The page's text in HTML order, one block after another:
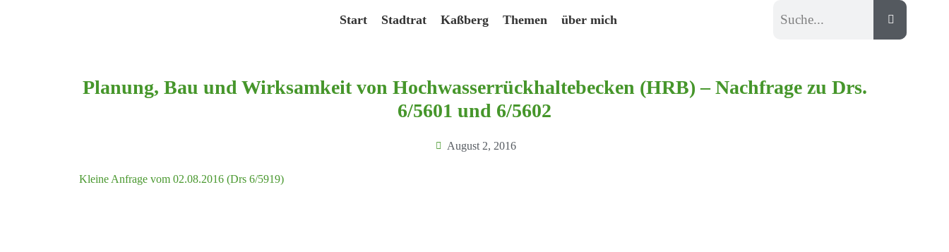
Start Stadtrat Kaßberg Themen über mich
Planung, Bau und Wirksamkeit von Hochwasserrückhaltebecken (HRB) – Nachfrage zu Drs.
6/5601 und 6/5602
August 2, 2016
Kleine Anfrage vom 02.08.2016 (Drs 6/5919)